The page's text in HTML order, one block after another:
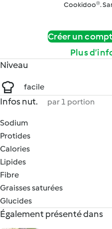
Cookidoo®.
Créer un
Plus
Niveau
facile
Infos nut. par 1 portion
Sodium
Protides
Calories
Lipides
Fibre
Graisses saturées
Glucides
Également présenté dans